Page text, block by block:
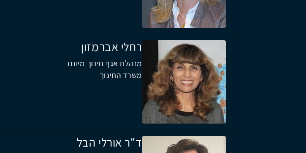
רחלי אברמזון
מנהלת אגף חינוך מיוחד
משרד החינוך
ד"ר אורלי הבל